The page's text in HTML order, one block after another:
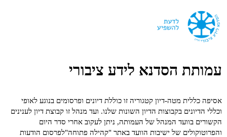
עמותת הסדנא לידע ציבורי
אסיפה כללית מטה-דיון קטגוריה זו כוללת דיונים ופרסומים בנוגע לאופי
וכללי הדיונים בקבוצות הדיון השונות שלנו. ועד מנהל זו קבוצת דיון לענינים
הקשורים בוועד המנהל של העמותה, ניתן לעקוב אחרי סדר היום
והפרוטוקולים של ישיבות הוועד באתר "קהילה פתוחה"לפרסום הודעות